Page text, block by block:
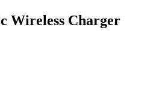
Wireless Charger